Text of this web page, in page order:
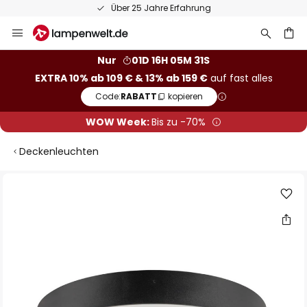
Über 25 Jahre Erfahrung
Inhalt
Nur
01D 16H 05M 30S
EXTRA 10% ab 109 € & 13% ab 159 €auf fast alles
Code:RABATT kopieren
WOW Week:Bis zu -70%
Deckenleuchten